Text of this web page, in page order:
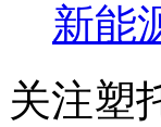
新能
关注塑